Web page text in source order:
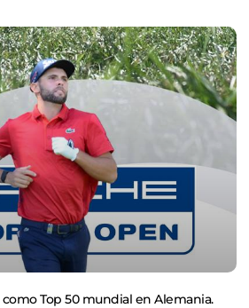
Top 50 mundial en Alemania.